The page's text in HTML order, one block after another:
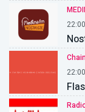
22:00
22:00